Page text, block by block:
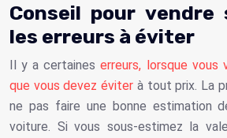
Conseil pour
les erreurs à éviter
Il y a certaineserreurs, lorsque vous
que vous devez éviter à tout prix. La
ne pas faire une bonne estimation
voiture. Si vous sous-estimez la